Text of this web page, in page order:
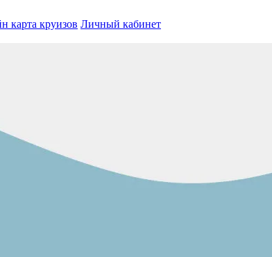
карта круизов Личный кабинет